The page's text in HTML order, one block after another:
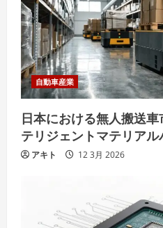
自動車産業
日本における無人搬送
テリジェントマテリア
アキト 12 3月 2026